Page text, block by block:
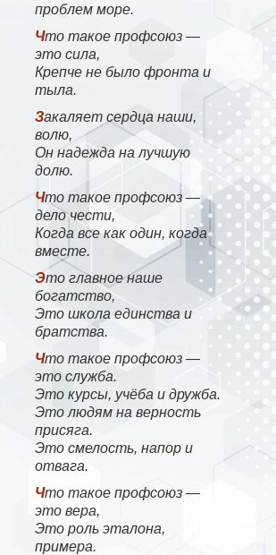
проблем море.
Что такое профсоюз —
это сила,
Крепче не было фронта и
тыла.
Закаляет сердца наши,
волю,
Он надежда на лучшую
долю.
Что такое профсоюз —
дело чести,
Когда все как один, когда
вместе.
Это главное наше
богатство,
Это школа единства и
братства.
Что такое профсоюз —
это служба.
Это курсы, учёба и дружба.
Это людям на верность
присяга.
Это смелость, напор и
отвага.
Что такое профсоюз —
это вера,
Это роль эталона,
примера.